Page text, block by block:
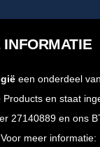
een onderdeel
Products en staat
27140889 en ons
meer informatie: